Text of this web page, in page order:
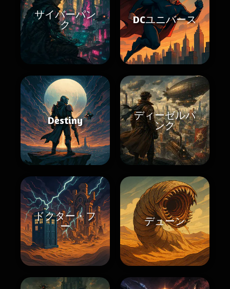
サイバーパン
ク
DCユニバース
Destiny
ディーゼルパ
ンク
ドクター・フ
ー
デューン